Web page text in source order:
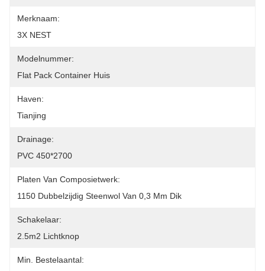
Merknaam:
3X NEST
Modelnummer:
Flat Pack Container Huis
Haven:
Tianjing
Drainage:
PVC 450*2700
Platen Van Composietwerk:
1150 Dubbelzijdig Steenwol Van 0,3 Mm Dik
Schakelaar:
2.5m2 Lichtknop
Min. Bestelaantal: